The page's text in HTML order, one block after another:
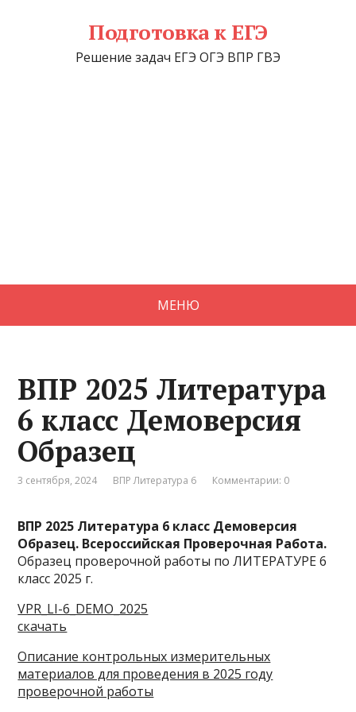
Подготовка к ЕГЭ
Решение задач ЕГЭ ОГЭ ВПР ГВЭ
МЕНЮ
ВПР 2025 Литература
6 класс Демоверсия
Образец
3 сентября, 2024 ВПР Литература 6 Комментарии: 0
ВПР 2025 Литература 6 класс Демоверсия
Образец. Всероссийская Проверочная Работа.
Образец проверочной работы по ЛИТЕРАТУРЕ 6
класс 2025 г.
VPR_LI-6_DEMO_2025
скачать
Описание контрольных измерительных
материалов для проведения в 2025 году
проверочной работы